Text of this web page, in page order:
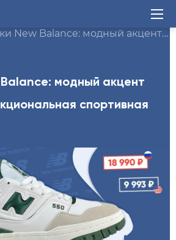
Кроссовки New Balance: модный акцент образа или функциональная спортивная обувь?
модный акцент
спортивная